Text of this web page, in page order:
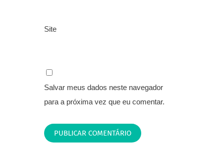
Site
Salvar meus dados neste navegador
para a próxima vez que eu comentar.